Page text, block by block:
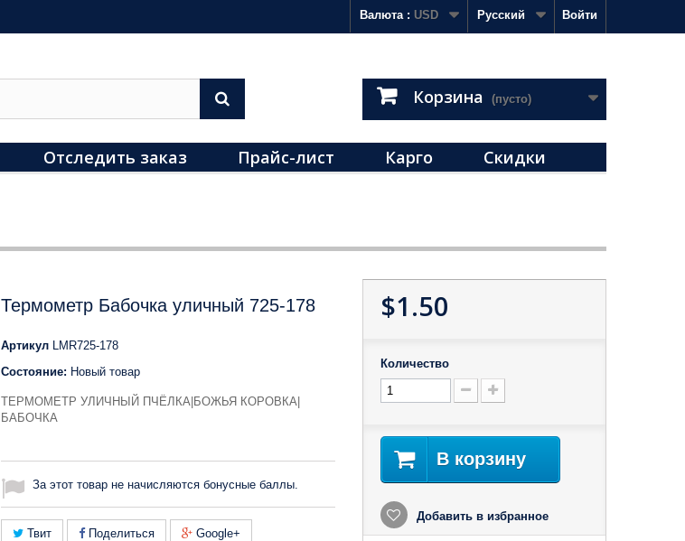
Войти
Русский
Валюта : USD
Корзина (пусто)
Отследить заказ Прайс-лист Карго Скидки
Термометр Бабочка уличный 725-178
Артикул LMR725-178
Состояние: Новый товар
ТЕРМОМЕТР УЛИЧНЫЙ ПЧЁЛКА|БОЖЬЯ КОРОВКА|
БАБОЧКА
За этот товар не начисляются бонусные баллы.
Твит Поделиться Google+
$1.50
Количество
В корзину
Добавить в избранное